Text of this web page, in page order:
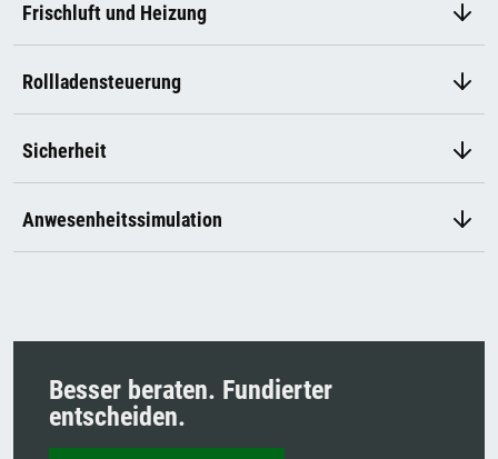
Frischluft und Heizung
Rollladensteuerung
Sicherheit
Anwesenheitssimulation
Besser beraten. Fundierter
entscheiden.